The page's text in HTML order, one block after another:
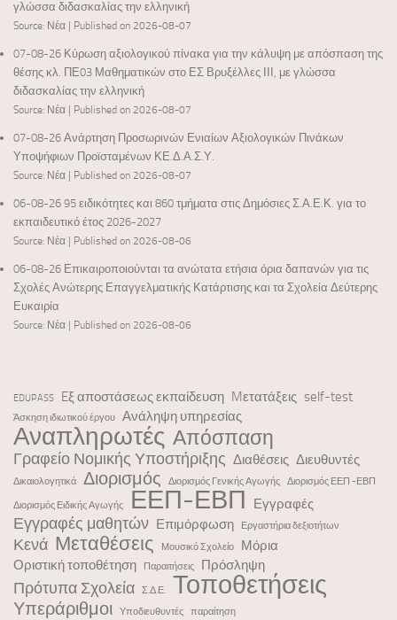
γλώσσα διδασκαλίας την ελληνική
Source: Νέα Published on 2026-08-07
07-08-26 Κύρωση αξιολογικού πίνακα για την κάλυψη με απόσπαση της
θέσης κλ. ΠΕ03 Μαθηματικών στο ΕΣ Βρυξέλλες ΙΙΙ, με γλώσσα
διδασκαλίας την ελληνική
Source: Νέα Published on 2026-08-07
07-08-26 Ανάρτηση Προσωρινών Ενιαίων Αξιολογικών Πινάκων
Υποψήφιων Προϊσταμένων ΚΕ.Δ.Α.Σ.Υ.
Source: Νέα Published on 2026-08-07
06-08-26 95 ειδικότητες και 860 τμήματα στις Δημόσιες Σ.Α.Ε.Κ. για το
εκπαιδευτικό έτος 2026-2027
Source: Νέα Published on 2026-08-06
06-08-26 Επικαιροποιούνται τα ανώτατα ετήσια όρια δαπανών για τις
Σχολές Ανώτερης Επαγγελματικής Κατάρτισης και τα Σχολεία Δεύτερης
Ευκαιρία
Source: Νέα Published on 2026-08-06
EDUPASS Eξ αποστάσεως εκπαίδευση Mετατάξεις self-test
Άσκηση ιδιωτικού έργου Ανάληψη υπηρεσίας
Αναπληρωτές Απόσπαση
Γραφείο Νομικής Υποστήριξης Διαθέσεις Διευθυντές
Δικαιολογητικά Διορισμός Διορισμός Γενικής Αγωγής Διορισμός ΕΕΠ -ΕΒΠ
Διορισμός Ειδικής Αγωγής ΕΕΠ-ΕΒΠ Εγγραφές
Εγγραφές μαθητών Επιμόρφωση Εργαστήρια δεξιοτήτων
Κενά Μεταθέσεις Μουσικό Σχολείο
Μόρια
Οριστική τοποθέτηση
Παραιτήσεις Πρόσληψη
Πρότυπα Σχολεία Σ.Δ.Ε. Τοποθετήσεις
Υπεράριθμοι Υποδιευθυντές παραίτηση